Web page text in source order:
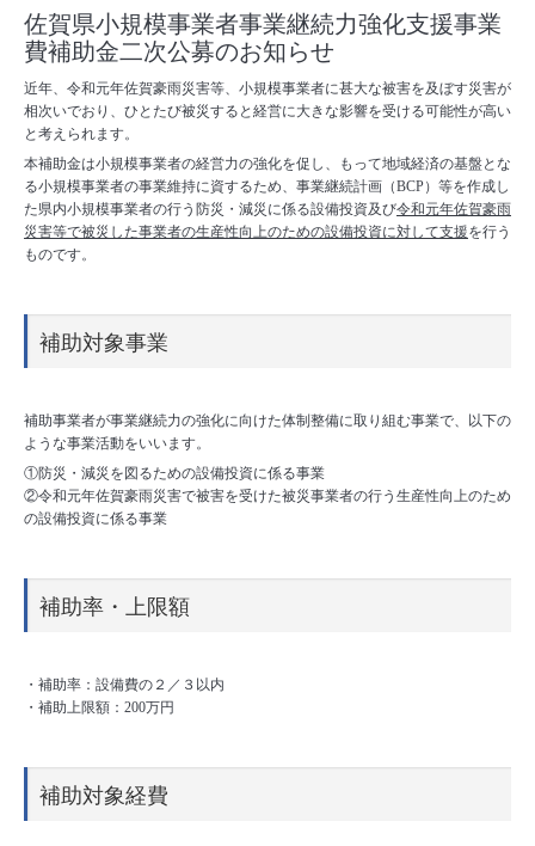
佐賀県小規模事業者事業継続力強化支援事業
費補助金二次公募のお知らせ
近年、令和元年佐賀豪雨災害等、小規模事業者に甚大な被害を及ぼす災害が
相次いでおり、ひとたび被災すると経営に大きな影響を受ける可能性が高い
と考えられます。
本補助金は小規模事業者の経営力の強化を促し、もって地域経済の基盤とな
る小規模事業者の事業維持に資するため、事業継続計画（BCP）等を作成し
た県内小規模事業者の行う防災・減災に係る設備投資及び令和元年佐賀豪雨
災害等で被災した事業者の生産性向上のための設備投資に対して支援を行う
ものです。
補助対象事業
補助事業者が事業継続力の強化に向けた体制整備に取り組む事業で、以下の
ような事業活動をいいます。
①防災・減災を図るための設備投資に係る事業
②令和元年佐賀豪雨災害で被害を受けた被災事業者の行う生産性向上のため
の設備投資に係る事業
補助率・上限額
・補助率：設備費の２／３以内
・補助上限額：200万円
補助対象経費